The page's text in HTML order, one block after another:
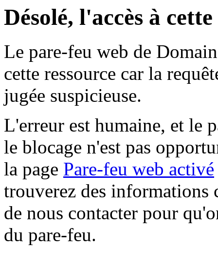
Désolé, l'accès à
Le pare-feu web de
cette ressource car la
jugée suspicieuse.
L'erreur est humaine, et le
le blocage n'est pas
la page Pare-feu web activé
trouverez des informations
de nous contacter pour
du pare-feu.